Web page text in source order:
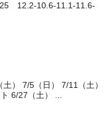
12.2-10.6-11.1-11.6-
） 7/5（日） 7/11（土）
6/27（土） ...